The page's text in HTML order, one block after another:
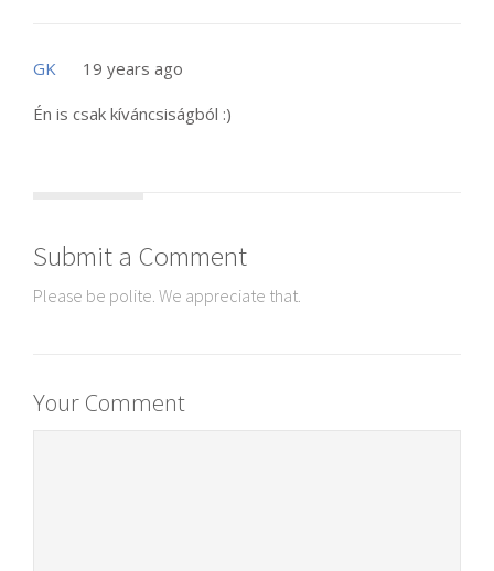
GK 19 years ago
Én is csak kíváncsiságból :)
Submit a Comment
Please be polite. We appreciate that.
Your Comment